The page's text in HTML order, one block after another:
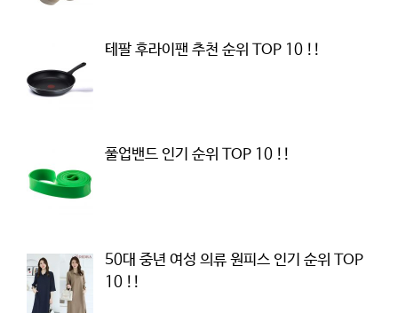
테팔 후라이팬 추천 순위 TOP 10 !!
풀업밴드 인기 순위 TOP 10 !!
50대 중년 여성 의류 원피스 인기 순위 TOP
10 !!